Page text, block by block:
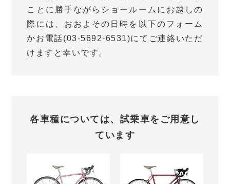
ことに勝手ながらショールームにお越しの
際には、おおよその日時を以下のフォーム
かお電話(03-5692-6531)にてご連絡いただ
けますと幸いです。
各車種については、試乗車をご用意し
ています